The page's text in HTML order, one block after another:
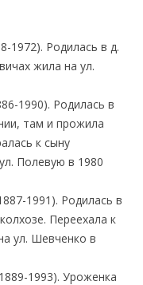
1972). Родилась в д.
жила на ул.
1990). Родилась в
там и прожила
к сыну
Полевую в 1980
1991). Родилась в
Переехала к
ул. Шевченко в
1993). Уроженка